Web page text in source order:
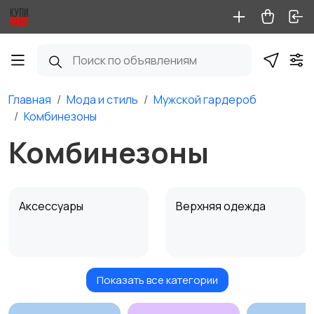
Главная Мода и стиль
Мужской гардероб
Комбинезоны
Комбинезоны
Аксессуары Верхняя одежда
Головные уборы Домашняя одежда
Показать все категории